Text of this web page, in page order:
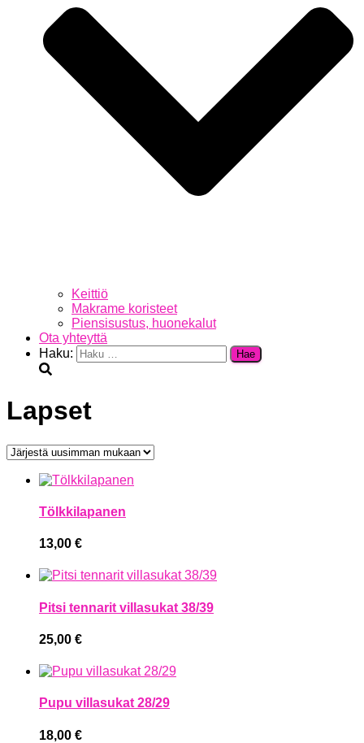
Keittiö
Makrame koristeet
Piensisustus, huonekalut
Ota yhteyttä
Haku:
Lapset
Tölkkilapanen
13,00 €
Pitsi tennarit villasukat 38/39
25,00 €
Pupu villasukat 28/29
18,00 €